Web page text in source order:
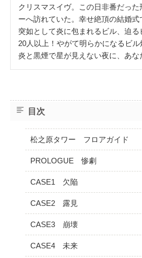
クリスマスイヴ。この日非番だっ
ーへ訪れていた。幸せ絶頂の結婚
突如として炎に包まれるビル、迫
20人以上！やがて明らかになるビ
炎と黒煙で星が見えない夜に、あな
目次
松之原タワー フロアガイド
PROLOGUE 惨劇
CASE1 欠陥
CASE2 露見
CASE3 崩壊
CASE4 未来